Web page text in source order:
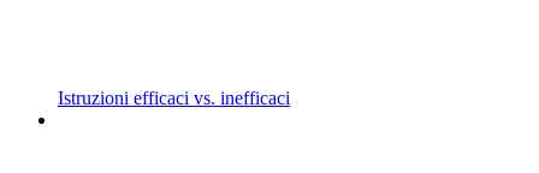
Istruzioni efficaci vs. inefficaci